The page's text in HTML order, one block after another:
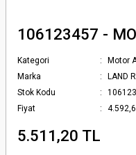
106123457 -
Kategori
Motor
Marka
LAND
Stok Kodu
Fiyat
5.511,20 TL